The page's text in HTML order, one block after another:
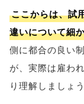
ここからは、試
違いについて細
側に都合の良い
が、実際は雇わ
り理解しましょう